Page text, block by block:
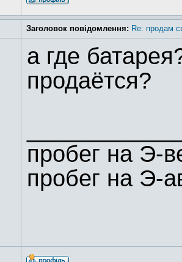
Заголовок повідомлення: Re: продам
а где
продаётся?
пробег на Э-
пробег на Э-